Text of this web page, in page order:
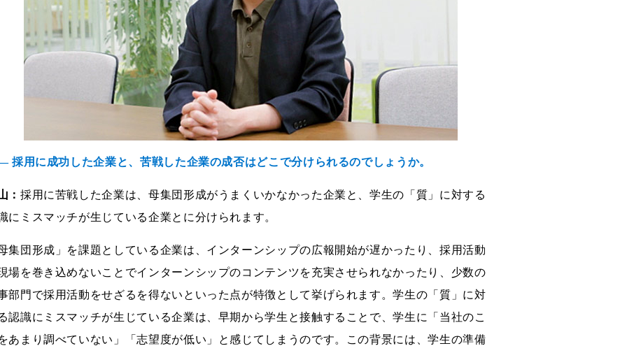
用に成功した企業と、苦戦した企業の成否はどこで分けられるのでしょうか。
： 採用に苦戦した企業は、母集団形成がうまくいかなかった企業と、学生の「質」に対する
にミスマッチが生じている企業とに分けられます。
母集団形成」を課題としている企業は、インターンシップの広報開始が遅かったり、採用活動
場を巻き込めないことでインターンシップのコンテンツを充実させられなかったり、少数の
部門で採用活動をせざるを得ないといった点が特徴として挙げられます。学生の「質」に対
認識にミスマッチが生じている企業は、早期から学生と接触することで、学生に「当社のこ
あまり調べていない」「志望度が低い」と感じてしまうのです。この背景には、学生の準備